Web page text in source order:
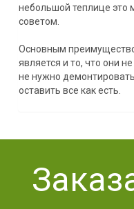
небольшой теплице
советом.
Основным
является и то, что они
не нужно
оставить все как есть.